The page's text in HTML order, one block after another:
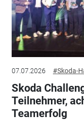
07.07.2026 #Skoda-
Skoda
Teilnehmer,
Teamerfolg